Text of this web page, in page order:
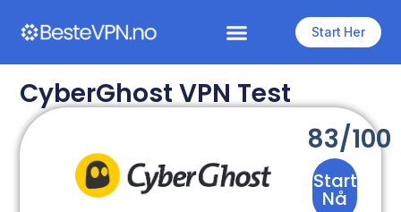
Start Her
CyberGhost VPN Test
83/100
Start
Nå